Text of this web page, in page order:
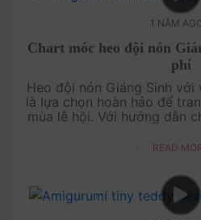
1 NĂM
Chart móc heo đội nón
phí
Heo đội nón Giáng Sinh
là lựa chọn hoàn hảo để
mùa lễ hội. Với hướng dẫn
tay vào móc
READ